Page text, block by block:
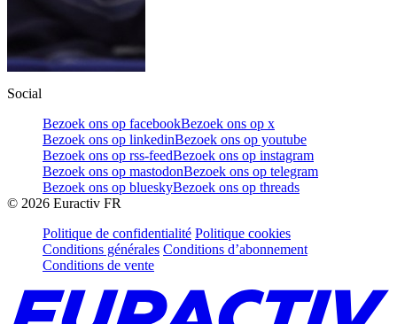
Social
Bezoek ons op facebookBezoek ons op x
Bezoek ons op linkedinBezoek ons op youtube
Bezoek ons op rss-feedBezoek ons op instagram
Bezoek ons op mastodonBezoek ons op telegram
Bezoek ons op blueskyBezoek ons op threads
© 2026 Euractiv FR
Politique de confidentialité Politique cookies
Conditions générales Conditions d’abonnement
Conditions de vente